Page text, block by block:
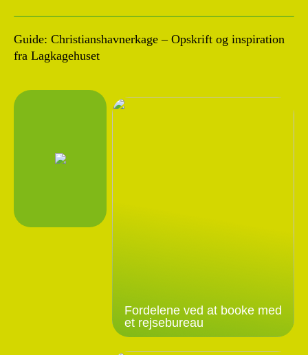
Guide: Christianshavnerkage – Opskrift og inspiration
fra Lagkagehuset
Fordelene ved at booke med
et rejsebureau